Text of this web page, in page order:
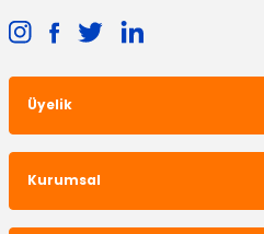
Üyelik
Kurumsal